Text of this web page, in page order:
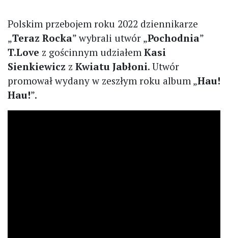
Polskim przebojem roku 2022 dziennikarze
„Teraz Rocka” wybrali utwór „Pochodnia”
T.Love z gościnnym udziałem Kasi
Sienkiewicz z Kwiatu Jabłoni. Utwór
promował wydany w zeszłym roku album „Hau!
Hau!”.